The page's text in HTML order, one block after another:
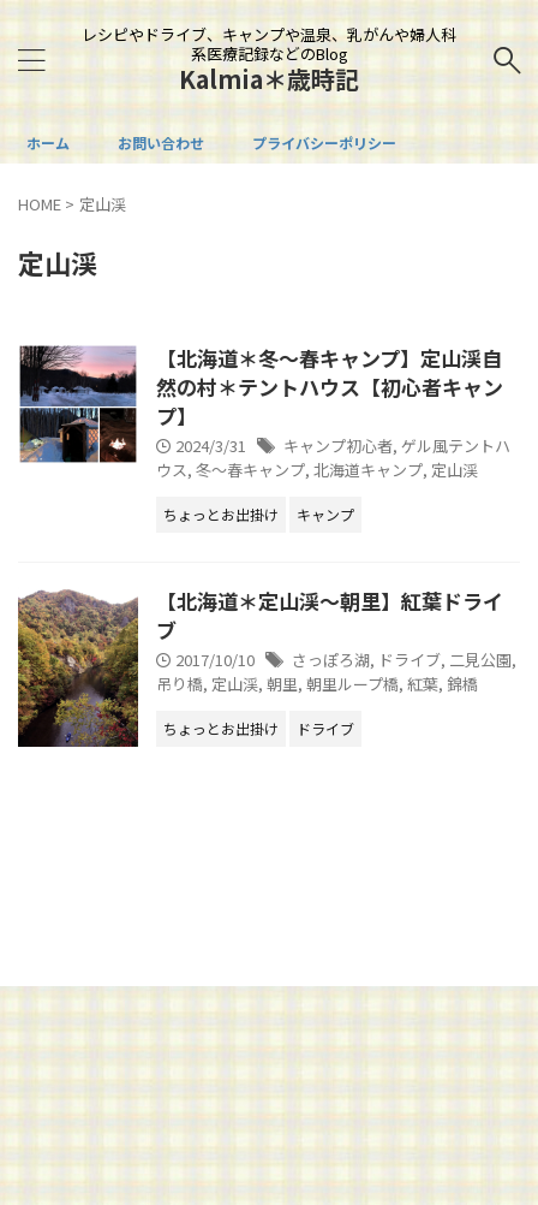
レシピやドライブ、キャンプや温泉、乳がんや婦人科
系医療記録などのBlog
Kalmia＊歳時記
ホーム お問い合わせ プライバシーポリシー
HOME > 定山渓
定山渓
【北海道＊冬～春キャンプ】定山渓自
然の村＊テントハウス【初心者キャン
プ】
2024/3/31 キャンプ初心者, ゲル風テントハ
ウス, 冬～春キャンプ, 北海道キャンプ, 定山渓
ちょっとお出掛け キャンプ
【北海道＊定山渓～朝里】紅葉ドライ
ブ
2017/10/10 さっぽろ湖, ドライブ, 二見公園,
吊り橋, 定山渓, 朝里, 朝里ループ橋, 紅葉, 錦橋
ちょっとお出掛け ドライブ